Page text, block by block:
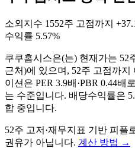
소외지수 1552주 고점까지
수익률 5.57%
쿠쿠홈시스은(는) 현재가는 52
근처)에 있으며, 52주 고점까지
이션은 PER 3.9배·PBR 0.44
는 수준입니다. 배당수익률은
합 중입니다.
52주 고저·재무지표 기반 피플
권유가 아닙니다. 계산 방법 →